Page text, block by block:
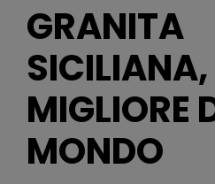
GRANITA
MIGLIORE
MONDO